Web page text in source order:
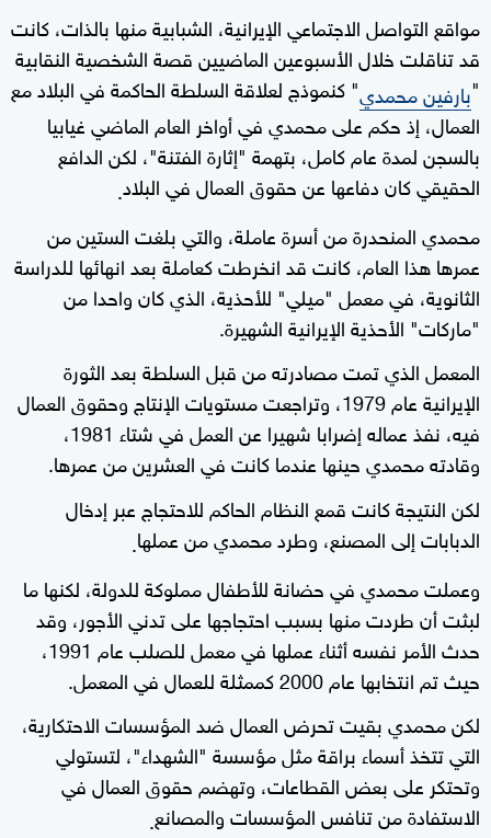
مواقع التواصل الاجتماعي الإيرانية، الشبابية منها بالذات، كانت
قد تناقلت خلال الأسبوعين الماضيين قصة الشخصية النقابية
"بارفين محمدي" كنموذج لعلاقة السلطة الحاكمة في البلاد مع
العمال، إذ حكم على محمدي في أواخر العام الماضي غيابيا
بالسجن لمدة عام كامل، بتهمة "إثارة الفتنة"، لكن الدافع
الحقيقي كان دفاعها عن حقوق العمال في البلاد.
محمدي المنحدرة من أسرة عاملة، والتي بلغت الستين من
عمرها هذا العام، كانت قد انخرطت كعاملة بعد انهائها للدراسة
الثانوية، في معمل "ميلي" للأحذية، الذي كان واحدا من
"ماركات" الأحذية الإيرانية الشهيرة.
المعمل الذي تمت مصادرته من قبل السلطة بعد الثورة
الإيرانية عام 1979، وتراجعت مستويات الإنتاج وحقوق العمال
فيه، نفذ عماله إضرابا شهيرا عن العمل في شتاء 1981،
وقادته محمدي حينها عندما كانت في العشرين من عمرها.
لكن النتيجة كانت قمع النظام الحاكم للاحتجاج عبر إدخال
الدبابات إلى المصنع، وطرد محمدي من عملها.
وعملت محمدي في حضانة للأطفال مملوكة للدولة، لكنها ما
لبثت أن طردت منها بسبب احتجاجها على تدني الأجور، وقد
حدث الأمر نفسه أثناء عملها في معمل للصلب عام 1991،
حيث تم انتخابها عام 2000 كممثلة للعمال في المعمل.
لكن محمدي بقيت تحرض العمال ضد المؤسسات الاحتكارية،
التي تتخذ أسماء براقة مثل مؤسسة "الشهداء"، لتستولي
وتحتكر على بعض القطاعات، وتهضم حقوق العمال في
الاستفادة من تنافس المؤسسات والمصانع.